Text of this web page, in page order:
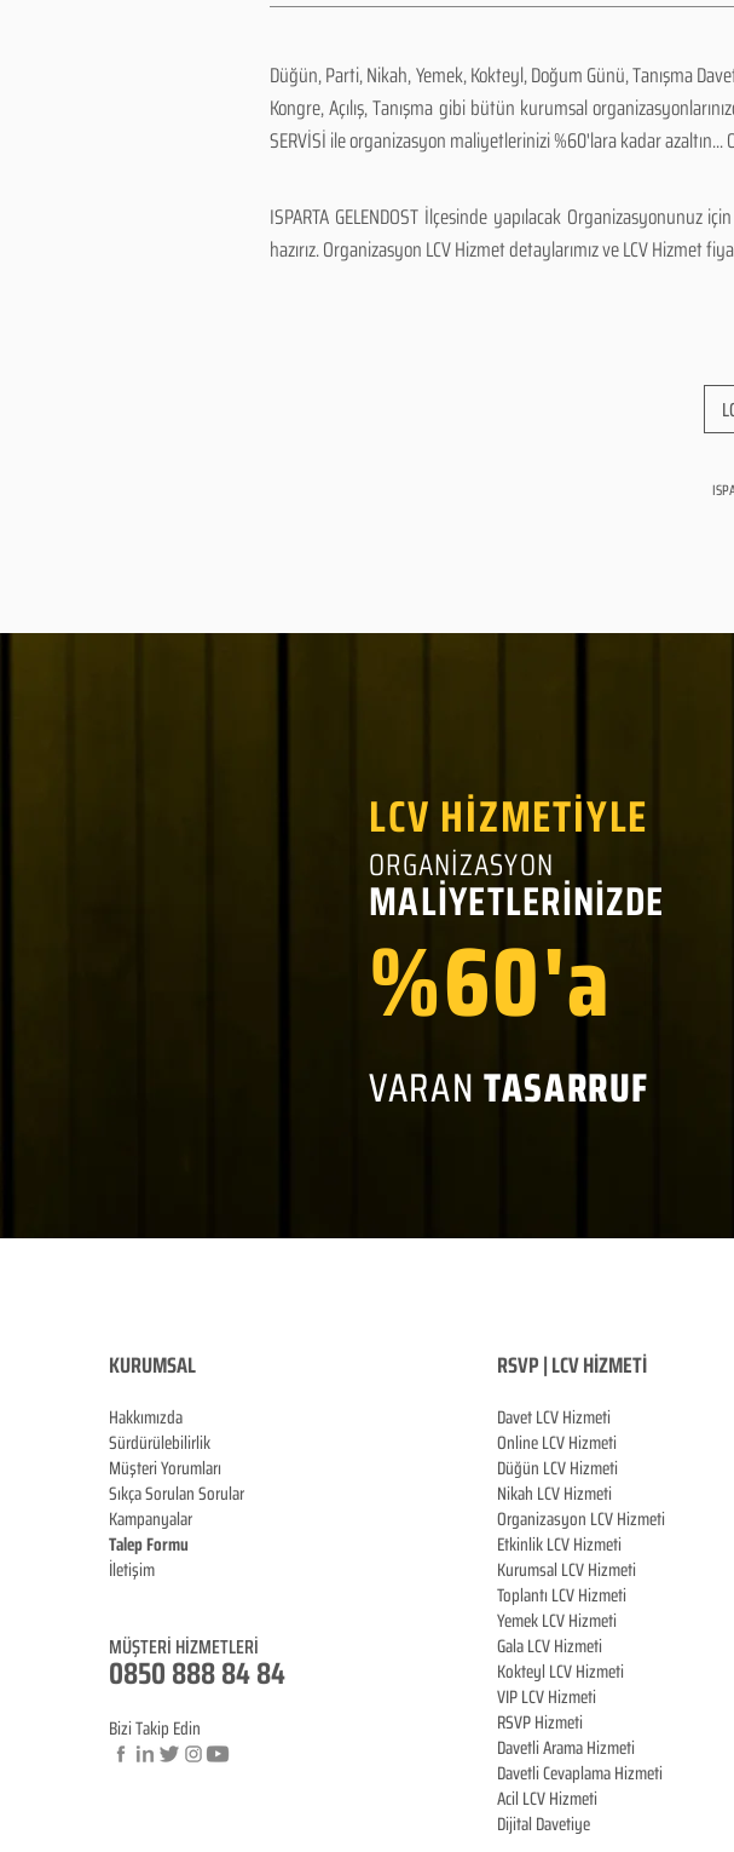
Düğün, Parti, Nikah, Yemek, Kokteyl, Doğum Günü, Tanışma
Kongre, Açılış, Tanışma gibi bütün kurumsal
SERVİSİ ile organizasyon maliyetlerinizi %60'lara kadar
ISPARTA GELENDOST İlçesinde yapılacak Organizasyonunuz
hazırız. Organizasyon LCV Hizmet detaylarımız ve LCV
LCV HİZMETİYLE
ORGANİZASYON
MALİYETLERİNİZDE
%60'a
VARANTASARRUF
KURUMSAL
Hakkımızda
Sürdürülebilirlik
Müşteri Yorumları
Sıkça Sorulan Sorular
Kampanyalar
Talep Formu
İletişim
MÜŞTERİ HİZMETLERİ
0850 888 84 84
Bizi Takip Edin
RSVP | LCV HİZMETİ
Davet LCV Hizmeti
Online LCV Hizmeti
Düğün LCV Hizmeti
Nikah LCV Hizmeti
Organizasyon LCV Hizmeti
Etkinlik LCV Hizmeti
Kurumsal LCV Hizmeti
Toplantı LCV Hizmeti
Yemek LCV Hizmeti
Gala LCV Hizmeti
Kokteyl LCV Hizmeti
VIP LCV Hizmeti
RSVP Hizmeti
Davetli Arama Hizmeti
Davetli Cevaplama Hizmeti
Acil LCV Hizmeti
Dijital Davetiye